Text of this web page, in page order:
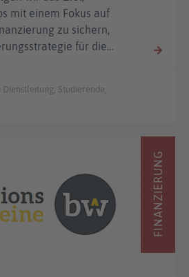
mit einem Fokus auf
zu sichern,
für die…
Studierende,
FINANZIERUNG